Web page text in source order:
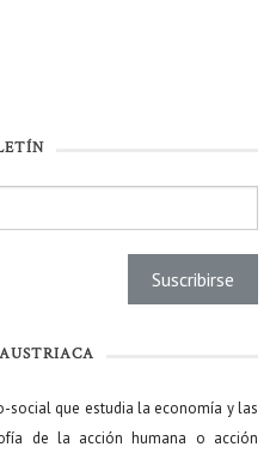
social que estudia la economía y las
de la acción humana o acción